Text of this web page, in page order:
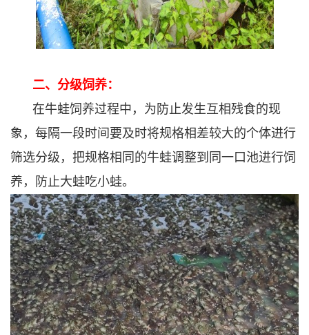
二、分级饲养：
在牛蛙饲养过程中，为防止发生互相残食的现
象，每隔一段时间要及时将规格相差较大的个体进行
筛选分级，把规格相同的牛蛙调整到同一口池进行饲
养，防止大蛙吃小蛙。